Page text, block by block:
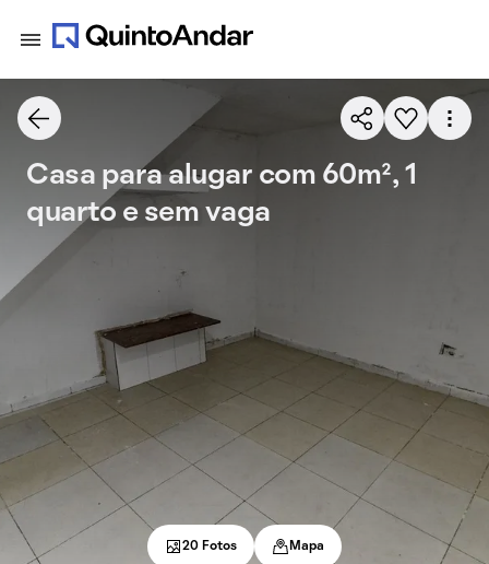
Casa para alugar com 60m², 1
quarto e sem vaga
20 Fotos Mapa